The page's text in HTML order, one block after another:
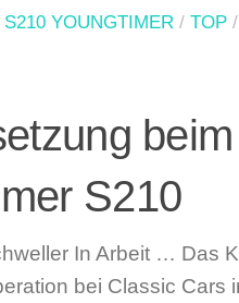
S210 YOUNGTIMER / TOP /
beim
S210
In Arbeit … Das
bei Classic